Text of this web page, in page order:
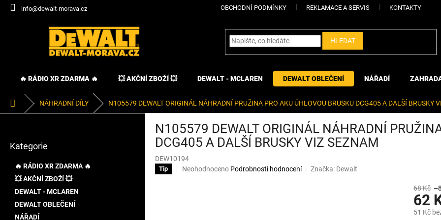
Přejít
info@dewalt-morava.cz OBCHODNÍ PODMÍNKY REKLAMACE A SERVIS KONTAKTY
HLEDAT
🔥 RÁDIO XR ZDARMA 🔥 💥 AKČNÍ ZBOŽÍ 💥 DEWALT - MCLAREN DEWALT OBLEČENÍ NÁŘADÍ
Domů NÁHRADNÍ DÍLY N105579 DEWALT ORIGINÁL NÁHRADNÍ PRUŽINA PRO AKU ÚHLOVOU BRUSKU DCG405 A DALŠÍ BRUSKY
kategorie
Kategorie
🔥 RÁDIO XR ZDARMA 🔥
💥 AKČNÍ ZBOŽÍ 💥
DEWALT - MCLAREN
DEWALT OBLEČENÍ
NÁŘADÍ
N105579 DEWALT ORIGINÁL NÁHRADNÍ
DCG405 A DALŠÍ BRUSKY VIZ SEZNAM
DEW10194
Tip
Průměrné
Neohodnoceno Podrobnosti hodnocení Značka: Dewalt
68 Kč
62
51 Kč